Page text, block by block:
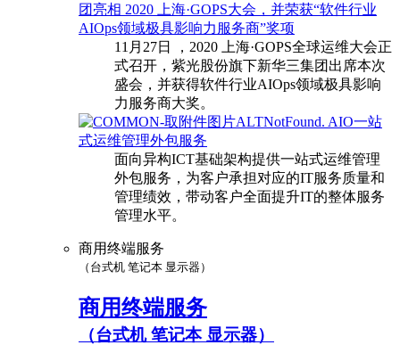
团亮相 2020 上海·GOPS大会，并荣获“软件行业
AIOps领域极具影响力服务商”奖项
11月27日 ，2020 上海·GOPS全球运维大会正
式召开，紫光股份旗下新华三集团出席本次
盛会，并获得软件行业AIOps领域极具影响
力服务商大奖。
AIO一站
式运维管理外包服务
面向异构ICT基础架构提供一站式运维管理
外包服务，为客户承担对应的IT服务质量和
管理绩效，带动客户全面提升IT的整体服务
管理水平。
商用终端服务
（台式机 笔记本 显示器）
商用终端服务
（台式机 笔记本 显示器）